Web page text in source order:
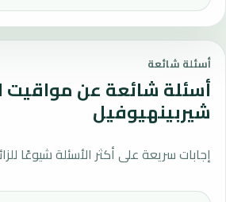
أسئلة شائعة
أسئلة شائعة عن مواقيت
شيربينهيوفيل
إجابات سريعة على أكثر الأسئلة شيوعًا